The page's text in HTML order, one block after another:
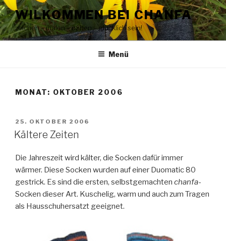
Zum
Inhalt
springen
WILKOMMEN BEI CHANFA
zeichen – malen – nähen – glücklich sein!
Menü
MONAT: OKTOBER 2006
VERÖFFENTLICHT
AM
25. OKTOBER 2006
Kältere Zeiten
Die Jahreszeit wird kälter, die Socken dafür immer
wärmer. Diese Socken wurden auf einer Duomatic 80
gestrick. Es sind die ersten, selbstgemachten chanfa-
Socken dieser Art. Kuschelig, warm und auch zum Tragen
als Hausschuhersatzt geeignet.